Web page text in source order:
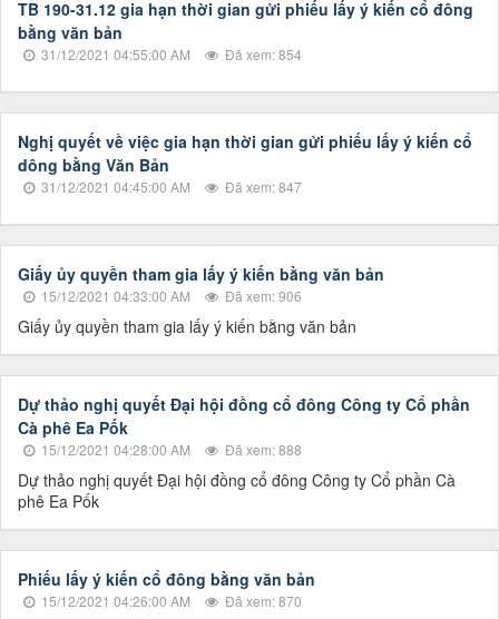
TB 190-31.12 gia hạn thời gian gửi phiếu lấy ý kiến cổ đông
bằng văn bản
31/12/2021 04:55:00 AM Đã xem: 854
Nghị quyết về việc gia hạn thời gian gửi phiếu lấy ý kiến cổ
dông bằng Văn Bản
31/12/2021 04:45:00 AM Đã xem: 847
Giấy ủy quyền tham gia lấy ý kiến bằng văn bản
15/12/2021 04:33:00 AM Đã xem: 906
Giấy ủy quyền tham gia lấy ý kiến bằng văn bản
Dự thảo nghị quyết Đại hội đồng cổ đông Công ty Cổ phần
Cà phê Ea Pốk
15/12/2021 04:28:00 AM Đã xem: 888
Dự thảo nghị quyết Đại hội đồng cổ đông Công ty Cổ phần Cà
phê Ea Pốk
Phiếu lấy ý kiến cổ đông bằng văn bản
15/12/2021 04:26:00 AM Đã xem: 870